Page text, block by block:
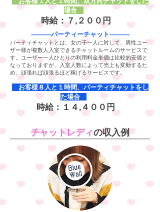
チャットレディの収入例
場合
時給：７,２００円
----------パーティーチャット----------
パーティチャットとは、女の子一人に対して、男性ユー
ザー様が複数人入室できるチャットルームのサービスで
す。ユーザー一人ひとりの利用料金単価は比較的安価と
なっておりますが、入室人数によって売上も変動するた
め、頑張れば頑張るほど稼げるサービスです。
​ お客様８人と１時間、パーティチャットをし
た場合
時給：１４,４００円